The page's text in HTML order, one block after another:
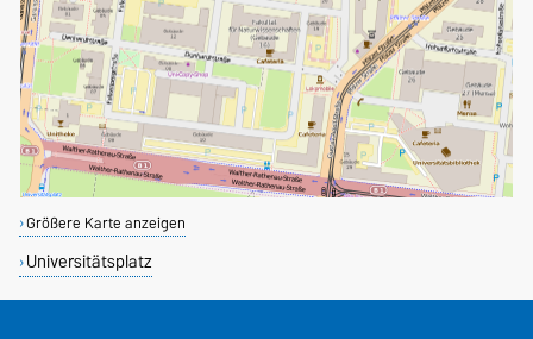
Größere Karte anzeigen
Universitätsplatz